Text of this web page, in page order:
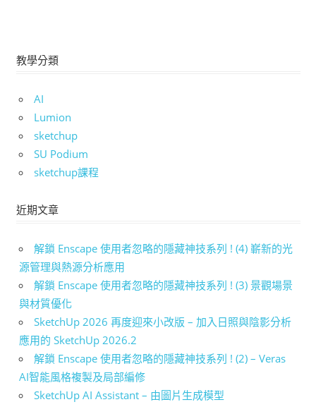
教學分類
AI
Lumion
sketchup
SU Podium
sketchup課程
近期文章
解鎖 Enscape 使用者忽略的隱藏神技系列 ! (4) 嶄新的光
源管理與熱源分析應用
解鎖 Enscape 使用者忽略的隱藏神技系列 ! (3) 景觀場景
與材質優化
SketchUp 2026 再度迎來小改版 – 加入日照與陰影分析
應用的 SketchUp 2026.2
解鎖 Enscape 使用者忽略的隱藏神技系列 ! (2) – Veras
AI智能風格複製及局部編修
SketchUp AI Assistant – 由圖片生成模型